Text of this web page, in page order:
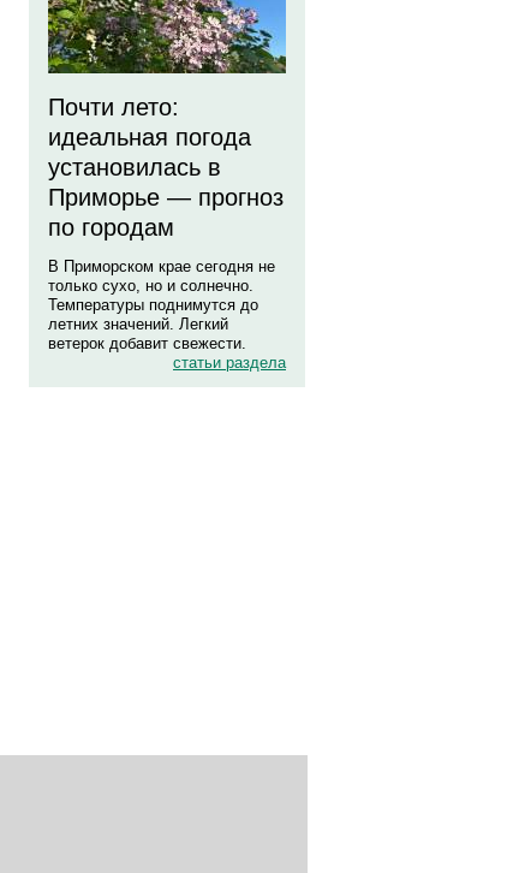
Почти лето:
идеальная погода
установилась в
Приморье — прогноз
по городам
В Приморском крае сегодня не
только сухо, но и солнечно.
Температуры поднимутся до
летних значений. Легкий
ветерок добавит свежести.
статьи раздела